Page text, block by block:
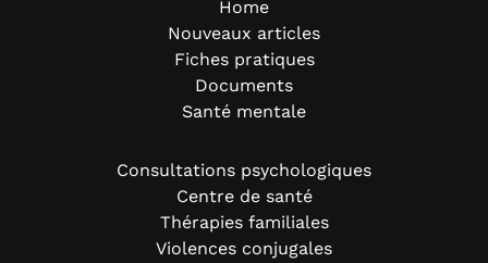
Home
Nouveaux articles
Fiches pratiques
Documents
Santé mentale
Consultations psychologiques
Centre de santé
Thérapies familiales
Violences conjugales